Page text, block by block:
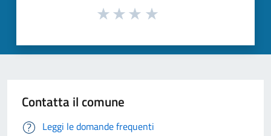
Contatta il comune
Leggi le domande frequenti